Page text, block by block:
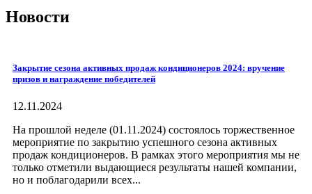
Новости
Закрытие сезона активных продаж кондиционеров 2024: вручение
призов и награждение победителей
12.11.2024
На прошлой неделе (01.11.2024) состоялось торжественное
мероприятие по закрытию успешного сезона активных
продаж кондиционеров. В рамках этого мероприятия мы не
только отметили выдающиеся результаты нашей компании,
но и поблагодарили всех...